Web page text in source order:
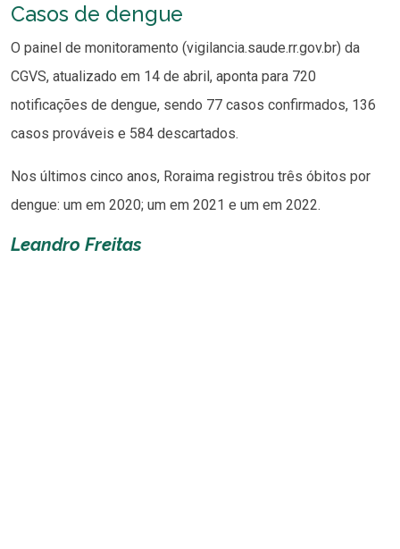
Casos de dengue
O painel de monitoramento (vigilancia.saude.rr.gov.br) da
CGVS, atualizado em 14 de abril, aponta para 720
notificações de dengue, sendo 77 casos confirmados, 136
casos prováveis e 584 descartados.
Nos últimos cinco anos, Roraima registrou três óbitos por
dengue: um em 2020; um em 2021 e um em 2022.
Leandro Freitas